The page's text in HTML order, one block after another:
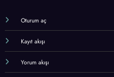
Oturum aç
Kayıt akışı
Yorum akışı